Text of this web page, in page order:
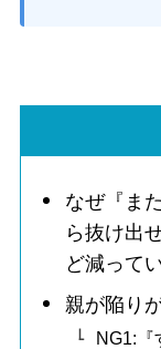
なぜ『ま
ら抜け出
ど減って
親が陥り
NG1:『